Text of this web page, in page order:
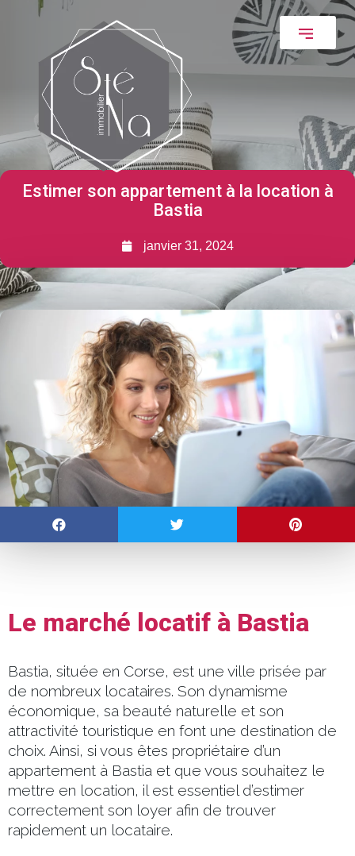
Estimer son appartement à la location à
Bastia
janvier 31, 2024
Le marché locatif à Bastia
Bastia, située en Corse, est une ville prisée par
de nombreux locataires. Son dynamisme
économique, sa beauté naturelle et son
attractivité touristique en font une destination de
choix. Ainsi, si vous êtes propriétaire d’un
appartement à Bastia et que vous souhaitez le
mettre en location, il est essentiel d’estimer
correctement son loyer afin de trouver
rapidement un locataire.